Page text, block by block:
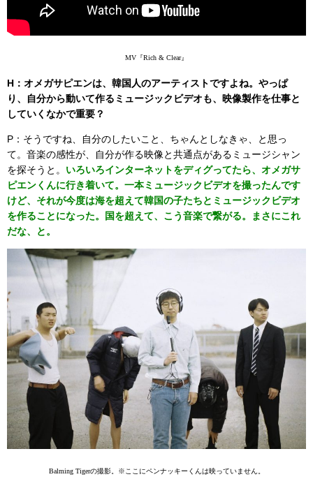
MV『Rich & Clear』
H：オメガサピエンは、韓国人のアーティストですよね。やっぱ
り、自分から動いて作るミュージックビデオも、映像製作を仕事と
していくなかで重要？
P：そうですね、自分のしたいこと、ちゃんとしなきゃ、と思っ
て。音楽の感性が、自分が作る映像と共通点があるミュージシャン
を探そうと。 いろいろインターネットをディグってたら、オメガサ
ピエンくんに行き着いて。一本ミュージックビデオを撮ったんです
けど、それが今度は海を超えて韓国の子たちとミュージックビデオ
を作ることになった。国を超えて、こう音楽で繋がる。まさにこれ
だな、と。
Balming Tigerの撮影。※ここにペンナッキーくんは映っていません。